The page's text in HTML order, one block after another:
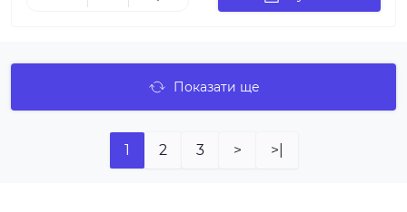
Показати ще
1 2 3 > >|